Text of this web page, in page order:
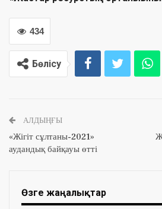
434
Бөлісу
АЛДЫҢҒЫ
«Жігіт сұлтаны-2021»
аудандық байқауы өтті
Өзге жаңалықтар